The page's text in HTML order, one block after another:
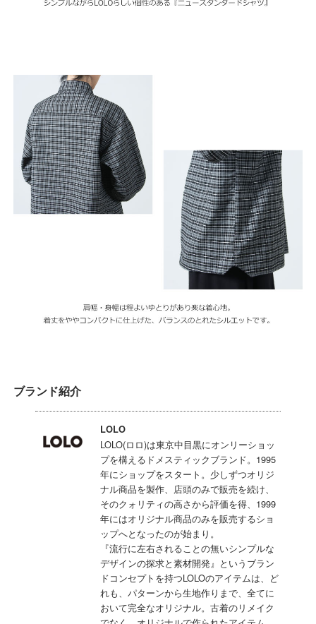
ブランド紹介
LOLO
LOLO(ロロ)は東京中目黒にオンリーショッ
プを構えるドメスティックブランド。1995
年にショップをスタート。少しずつオリジ
ナル商品を製作、店頭のみで販売を続け、
そのクォリティの高さから評価を得、1999
年にはオリジナル商品のみを販売するショ
ップへとなったのが始まり。
『流行に左右されることの無いシンプルな
デザインの探求と素材開発』というブラン
ドコンセプトを持つLOLOのアイテムは、ど
れも、パターンから生地作りまで、全てに
おいて完全なオリジナル。古着のリメイク